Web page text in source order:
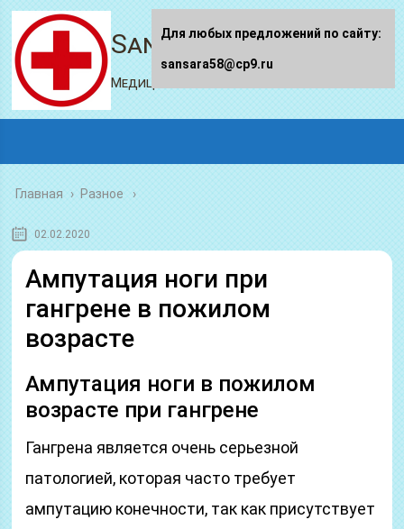
Sansara58.ru
Медицинский портал
Главная › Разное
02.02.2020
Ампутация ноги при
гангрене в пожилом
возрасте
Ампутация ноги в пожилом
возрасте при гангрене
Гангрена является очень серьезной
патологией, которая часто требует
ампутацию конечности, так как присутствует
Для любых предложений по сайту:
sansara58@cp9.ru